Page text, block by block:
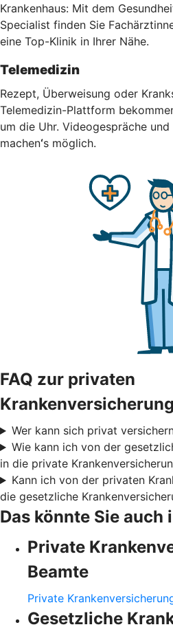
Krankenhaus: Mit dem
Specialist finden Sie
eine Top-Klinik in Ihrer Nähe.
Telemedizin
Rezept, Überweisung oder
Telemedizin-Plattform
um die Uhr. Videogespräche
machen‘s möglich.
FAQ zur privaten
Krankenversicherung
Wer kann sich privat
Wie kann ich von der
in die private
Kann ich von der privaten
die gesetzliche
Das könnte Sie auch
Private
Beamte
Private
Gesetzliche